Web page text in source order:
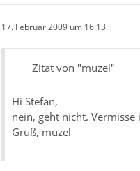
17. Februar 2009 um 16:13
Zitat von "muzel"
Hi Stefan,
nein, geht nicht.
Gruß, muzel